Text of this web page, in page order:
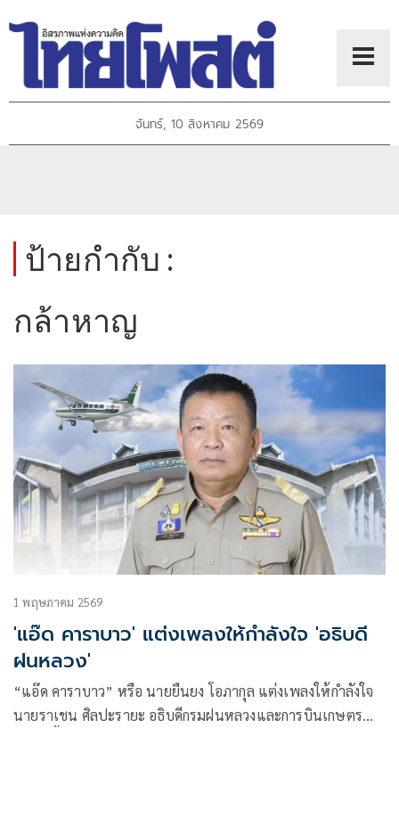
จันทร์, 10 สิงหาคม 2569
ป้ายกำกับ :
กล้าหาญ
1 พฤษภาคม 2569
'แอ๊ด คาราบาว' แต่งเพลงให้กำลังใจ 'อธิบดี
ฝนหลวง'
“แอ๊ด คาราบาว” หรือ นายยืนยง โอภากุล แต่งเพลงให้กำลังใจ
นายราเชน ศิลปะรายะ อธิบดีกรมฝนหลวงและการบินเกษตร